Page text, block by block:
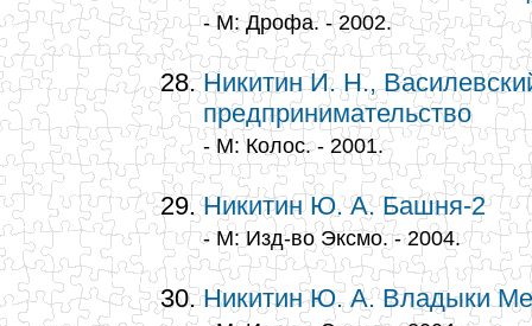
- М: Дрофа. - 2002.
Никитин И. Н.,
предпринимательство
- М: Колос. - 2001.
Никитин Ю. А. Башня-2
- М: Изд-во Эксмо. - 2004.
Никитин Ю. А. Владыки